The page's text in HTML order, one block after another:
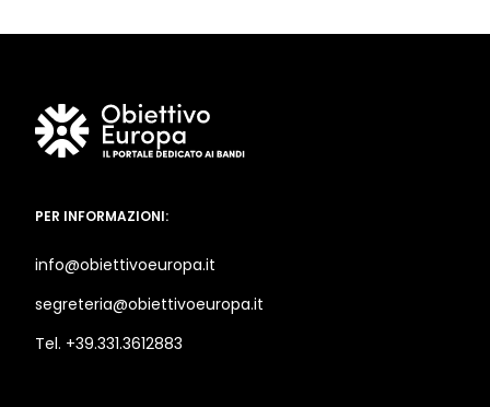
PER INFORMAZIONI:
info@obiettivoeuropa.it
segreteria@obiettivoeuropa.it
Tel. +39.331.3612883